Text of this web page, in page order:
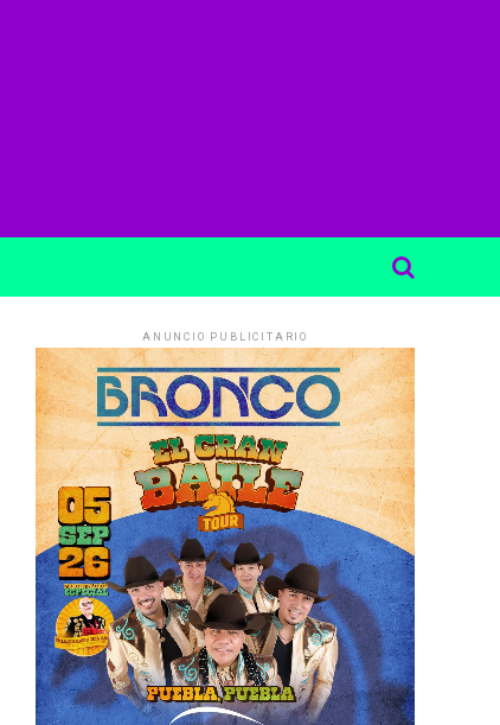
ANUNCIO PUBLICITARIO